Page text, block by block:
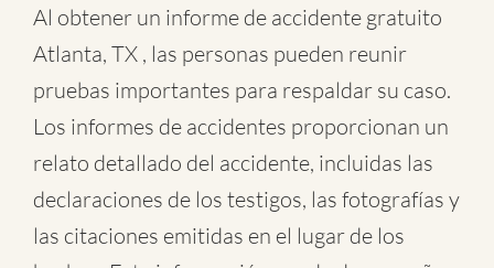
Al obtener un informe de accidente gratuito
Atlanta, TX , las personas pueden reunir
pruebas importantes para respaldar su caso.
Los informes de accidentes proporcionan un
relato detallado del accidente, incluidas las
declaraciones de los testigos, las fotografías y
las citaciones emitidas en el lugar de los